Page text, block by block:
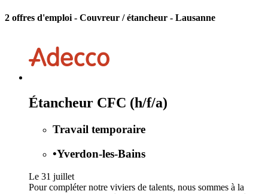
2 offres d'emploi - Couvreur / étancheur - Lausanne
Étancheur CFC (h/f/a)
Travail temporaire
•Yverdon-les-Bains
Le 31 juillet
Pour compléter notre viviers de talents, nous sommes à la